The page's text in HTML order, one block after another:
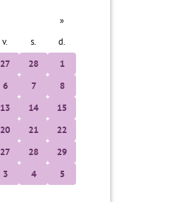
»
v. s. d.
27 28 1
6 7 8
13 14 15
20 21 22
27 28 29
3 4 5